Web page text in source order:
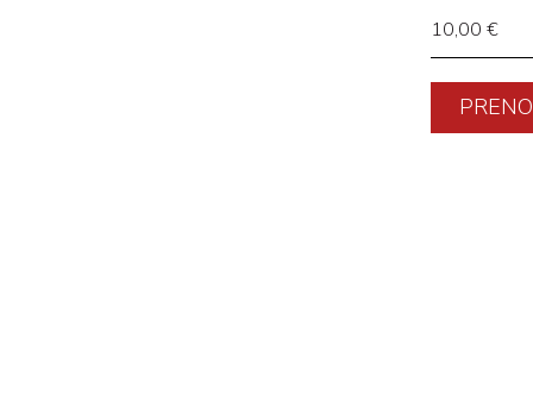
10,00 €